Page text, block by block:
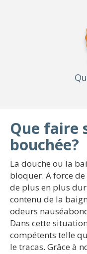
Que faire
bouchée?
La douche ou la
bloquer. A force
de plus en plus
contenu de la
odeurs
Dans cette
compétents telle
le tracas. Grâce à